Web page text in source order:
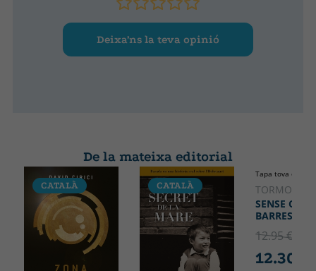
Deixa’ns la teva opinió
De la mateixa editorial
CATALÀ CATALÀ CATALÀ
Tapa tova o
TORMO,
SENSE CODI
BARRES
12.95 €
12.30 €